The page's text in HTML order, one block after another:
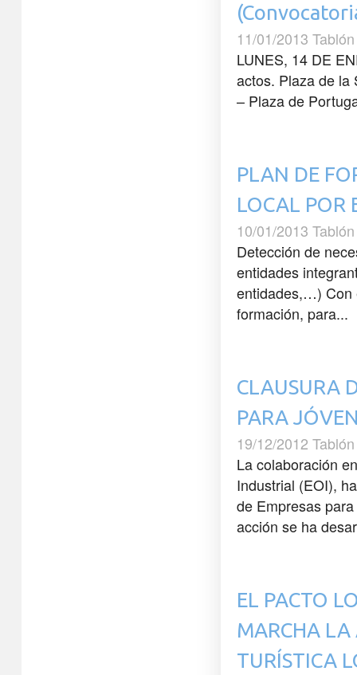
11/01/2013
LUNES, 14 DE
actos. Plaza de
– Plaza de
PLAN DE
LOCAL POR
10/01/2013
Detección de
entidades
entidades,…) Con
formación, para...
CLAUSURA
PARA
19/12/2012
La colaboración
Industrial (EOI),
de Empresas
acción se ha
EL PACTO
MARCHA LA
TURÍSTICA